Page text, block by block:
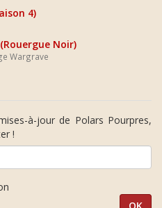
4)
Noir)
Wargrave
à-jour de Polars Pourpres,
!